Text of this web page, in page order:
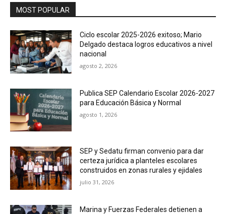
MOST POPULAR
Ciclo escolar 2025-2026 exitoso; Mario
Delgado destaca logros educativos a nivel
nacional
agosto 2, 2026
Publica SEP Calendario Escolar 2026-2027
para Educación Básica y Normal
agosto 1, 2026
SEP y Sedatu firman convenio para dar
certeza jurídica a planteles escolares
construidos en zonas rurales y ejidales
julio 31, 2026
Marina y Fuerzas Federales detienen a